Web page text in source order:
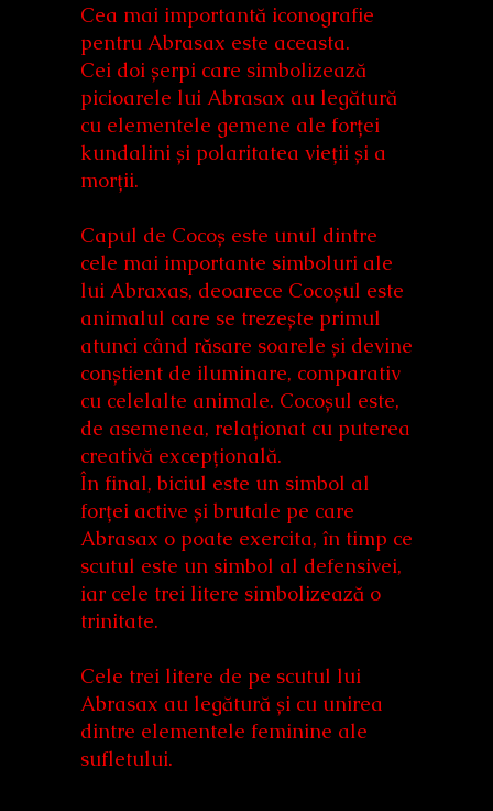
Cea mai importantă iconografie
pentru Abrasax este aceasta.
Cei doi șerpi care simbolizează
picioarele lui Abrasax au legătură
cu elementele gemene ale forței
kundalini și polaritatea vieții și a
morții.
Capul de Cocoș este unul dintre
cele mai importante simboluri ale
lui Abraxas, deoarece Cocoșul este
animalul care se trezește primul
atunci când răsare soarele și devine
conștient de iluminare, comparativ
cu celelalte animale. Cocoșul este,
de asemenea, relaționat cu puterea
creativă excepțională.
În final, biciul este un simbol al
forței active și brutale pe care
Abrasax o poate exercita, în timp ce
scutul este un simbol al defensivei,
iar cele trei litere simbolizează o
trinitate.
Cele trei litere de pe scutul lui
Abrasax au legătură și cu unirea
dintre elementele feminine ale
sufletului.